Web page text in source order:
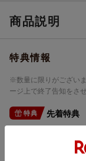
品番
商品説明
特典情報
※数量に限りがござい
ージ上で終了告知をさ
特典 先着特典
※こちらの特典